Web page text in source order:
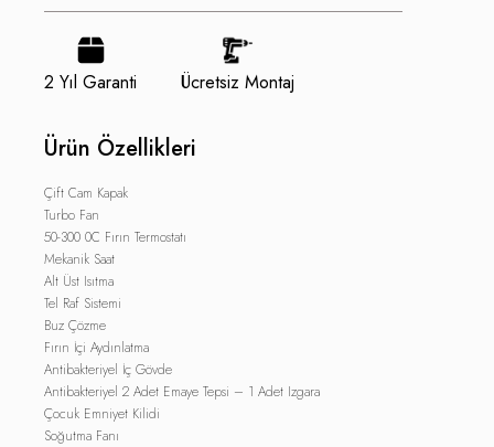
2 Yıl Garanti Ücretsiz Montaj
Ürün Özellikleri
Çift Cam Kapak
Turbo Fan
50-300 0C Fırın Termostatı
Mekanik Saat
Alt Üst Isıtma
Tel Raf Sistemi
Buz Çözme
Fırın İçi Aydınlatma
Antibakteriyel İç Gövde
Antibakteriyel 2 Adet Emaye Tepsi – 1 Adet Izgara
Çocuk Emniyet Kilidi
Soğutma Fanı